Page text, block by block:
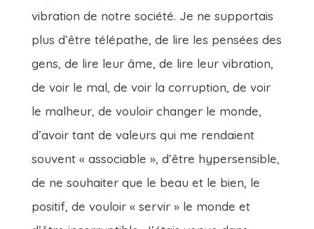
vibration de notre société. Je ne supportais
plus d’être télépathe, de lire les pensées des
gens, de lire leur âme, de lire leur vibration,
de voir le mal, de voir la corruption, de voir
le malheur, de vouloir changer le monde,
d’avoir tant de valeurs qui me rendaient
souvent « associable », d’être hypersensible,
de ne souhaiter que le beau et le bien, le
positif, de vouloir « servir » le monde et